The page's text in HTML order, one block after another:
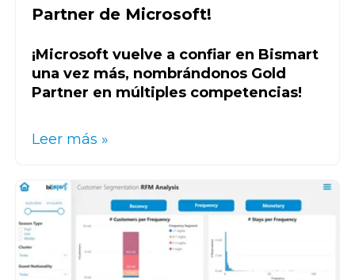
Partner de Microsoft!
¡Microsoft vuelve a confiar en Bismart
una vez más, nombrándonos Gold
Partner en múltiples competencias!
Leer más »